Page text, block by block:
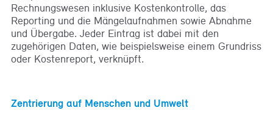
Rechnungswesen inklusive Kostenkontrolle, das
Reporting und die Mängelaufnahmen sowie Abnahme
und Übergabe. Jeder Eintrag ist dabei mit den
zugehörigen Daten, wie beispielsweise einem Grundriss
oder Kostenreport, verknüpft.
Zentrierung auf Menschen und Umwelt